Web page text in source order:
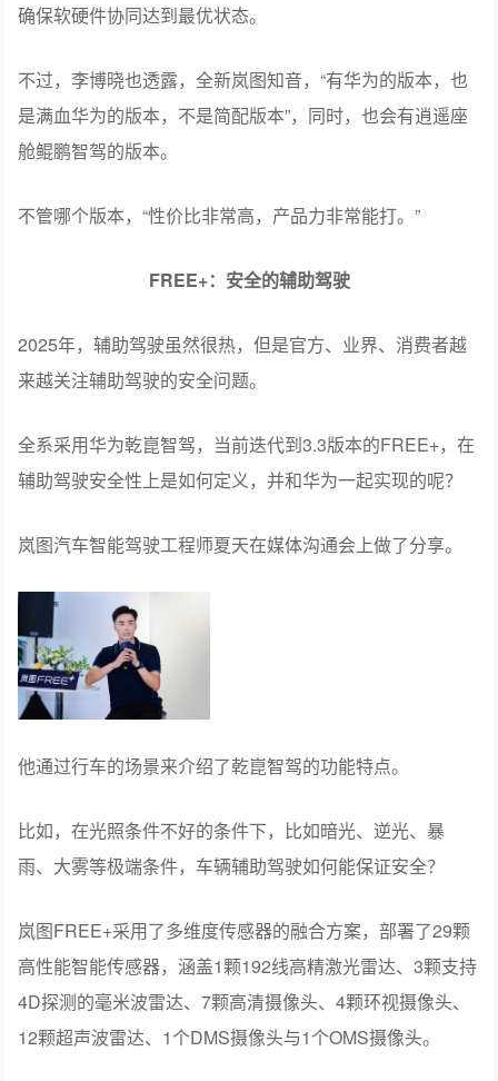
确保软硬件协同达到最优状态。
不过，李博晓也透露，全新岚图知音，“有华为的版本，也
是满血华为的版本，不是简配版本”，同时，也会有逍遥座
舱鲲鹏智驾的版本。
不管哪个版本，“性价比非常高，产品力非常能打。”
FREE+：安全的辅助驾驶
2025年，辅助驾驶虽然很热，但是官方、业界、消费者越
来越关注辅助驾驶的安全问题。
全系采用华为乾崑智驾，当前迭代到3.3版本的FREE+，在
辅助驾驶安全性上是如何定义，并和华为一起实现的呢？
岚图汽车智能驾驶工程师夏天在媒体沟通会上做了分享。
他通过行车的场景来介绍了乾崑智驾的功能特点。
比如，在光照条件不好的条件下，比如暗光、逆光、暴
雨、大雾等极端条件，车辆辅助驾驶如何能保证安全？
岚图FREE+采用了多维度传感器的融合方案，部署了29颗
高性能智能传感器，涵盖1颗192线高精激光雷达、3颗支持
4D探测的毫米波雷达、7颗高清摄像头、4颗环视摄像头、
12颗超声波雷达、1个DMS摄像头与1个OMS摄像头。